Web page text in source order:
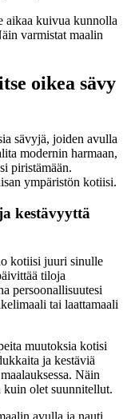
aikaa kuivua kunnolla
varmistat maalin
oikea sävy
sävyjä, joiden avulla
modernin harmaan,
piristämään.
ympäristön kotiisi.
kestävyyttä
kotiisi juuri sinulle
tiloja
persoonallisuutesi
tai laattamaali
muutoksia kotisi
ja kestäviä
Näin
kuin olet suunnitellut.